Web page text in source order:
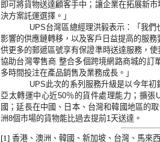
即可將貨物送達顧客手中；讓企業在拓展新
決方案託運選擇。」
UPS台灣區總經理洪毅表示：「我
影響的供應鏈轉移，以及客戶日益提高的服務
供更多的郵遞區號享有保證準時送達服務，
協助台灣零售商 整合多個跨境網路商城的訂
多時間投注在產品銷售及業務成長。」
UPS此次的系列服務升級是以今年初
亞太轉運中心近50％的貨件處理能力；擴張
國；延長在中國、日本、台灣和韓國地區的
洲8個市場的貨物能比過去提前1天送達。
[1] 香港、澳洲、韓國、新加坡、台灣、馬來